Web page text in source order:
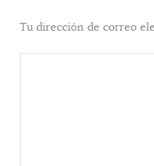
Tu dirección de correo